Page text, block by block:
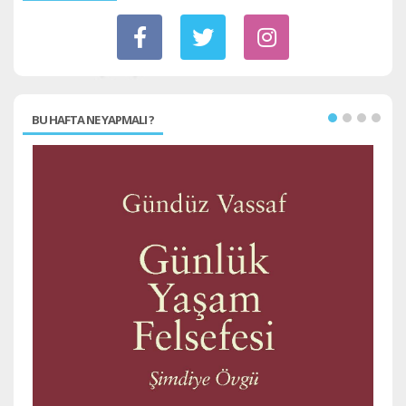
BU HAFTA NE YAPMALI ?